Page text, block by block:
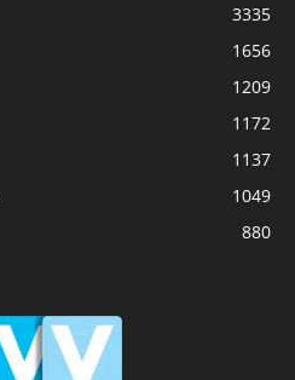
3335
1656
1209
1172
1137
1049
880